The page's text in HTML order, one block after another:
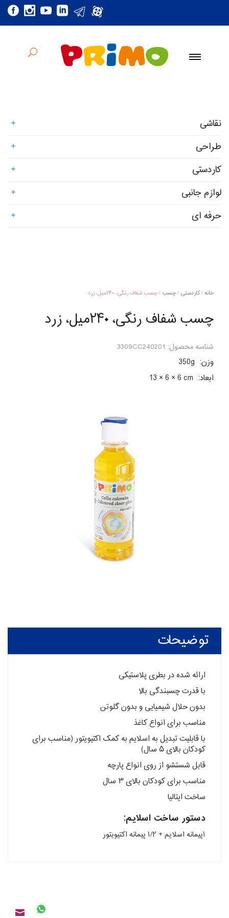
خانه/کاردستی /چسب / چسب شفاف رنگی، ۲۴۰میل، زرد
چسب شفاف رنگی، ۲۴۰میل، زرد
شناسه محصول: 3309CC240201
وزن: 350g
ابعاد: 13 × 6 × 6 cm
توضیحات
ارائه شده در بطری پلاستیکی
با قدرت چسبندگی بالا
بدون حلال شیمیایی و بدون گلوتن
مناسب برای انواع کاغذ
با قابلیت تبدیل به اسلایم به کمک اکتیویتور (مناسب برای
کودکان بالای ۵ سال)
قابل شستشو از روی انواع پارچه
مناسب برای کودکان بالای ۳ سال
ساخت ایتالیا
دستور ساخت اسلایم:
۱پیمانه اسلایم + ۱/۲ پیمانه اکتیویتور
نقاشی
طراحی
کاردستی
لوازم جانبی
حرفه ای